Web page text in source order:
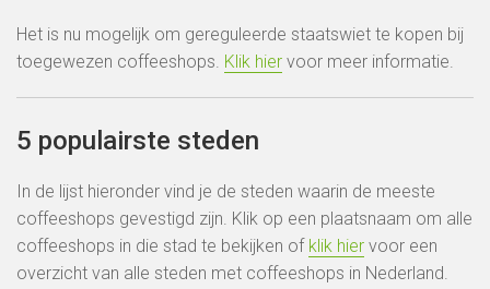
Het is nu mogelijk om gereguleerde staatswiet te kopen bij
toegewezen coffeeshops. Klik hier voor meer informatie.
5 populairste steden
In de lijst hieronder vind je de steden waarin de meeste
coffeeshops gevestigd zijn. Klik op een plaatsnaam om alle
coffeeshops in die stad te bekijken of klik hier voor een
overzicht van alle steden met coffeeshops in Nederland.